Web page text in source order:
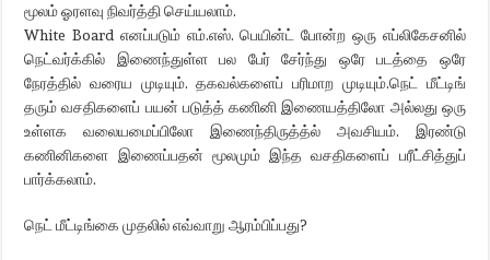
மூலம் ஓரளவு நிவர்த்தி செய்யலாம்.
White Board எனப்படும் எம்.எஸ். பெயின்ட் போன்ற ஒரு எப்லிகேசனில்
நெட்வர்க்கில் இணைந்துள்ள பல பேர் சேர்ந்து ஒரே படத்தை ஒரே
நேரத்தில் வரைய முடியும். தகவல்களைப் பரிமாற முடியும்.நெட் மீட்டிங்
தரும் வசதிகளைப் பயன் படுத்த் கணினி இணையத்திலோ அல்லது ஒரு
உள்ளக வலையமைப்பிலோ இணைந்திருத்த்ல் அவசியம். இரண்டு
கணினிகளை இணைப்பதன் மூலமும் இந்த வசதிகளைப் பரீட்சித்துப்
பார்க்கலாம்.
நெட் மீட்டிங்கை முதலில் எவ்வாறு ஆரம்பிப்பது?